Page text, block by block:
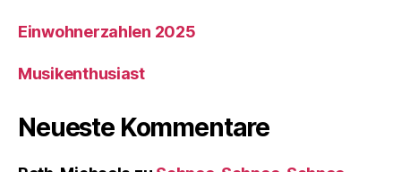
Einwohnerzahlen 2025
Musikenthusiast
Neueste Kommentare